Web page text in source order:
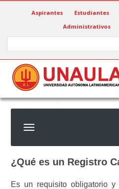
Aspirantes Estudiantes
Administrativos
¿Qué es un Registro
Es un requisito obligatorio